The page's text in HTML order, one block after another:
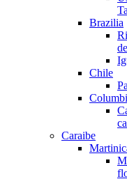
Brazilia
Chile
Caraibe